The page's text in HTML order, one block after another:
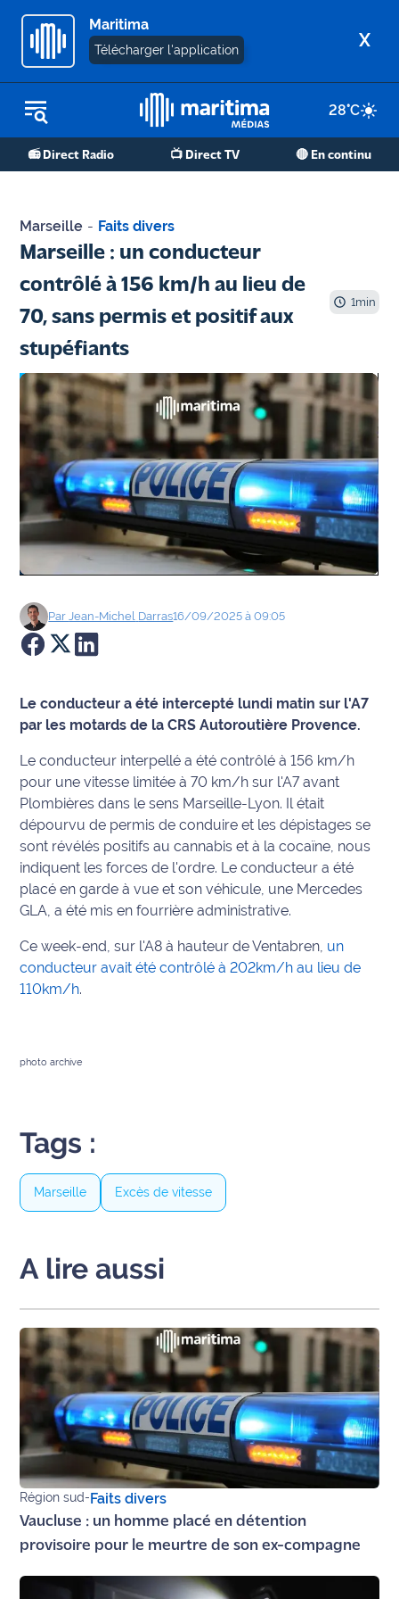
Maritima
Télécharger l'application X
28°C
📻 Direct Radio 📺 Direct TV 🔴 En continu
REPLAY RADIO
REPLAY TV
Martigues
de Berre
Marseille
- Aix
OM
Agenda
Faits
divers
Sports
Société
Culture
Éducation
Environnement
Info
route
Justice
Météo
Santé
Transport
National
Défense
Contenus
Partenaires
L'invité(e)
de la
rédaction
Coup de
coeur
Maritima
Marseille - Faits divers
Marseille : un conducteur
contrôlé à 156 km/h au lieu de
70, sans permis et positif aux
stupéfiants
1min
ParJean-Michel Darras16/09/2025 à 09:05
Le conducteur a été intercepté lundi matin sur l'A7
par les motards de la CRS Autoroutière Provence.
Le conducteur interpellé a été contrôlé à 156 km/h
pour une vitesse limitée à 70 km/h sur l'A7 avant
Plombières dans le sens Marseille-Lyon. Il était
dépourvu de permis de conduire et les dépistages se
sont révélés positifs au cannabis et à la cocaïne, nous
indiquent les forces de l'ordre. Le conducteur a été
placé en garde à vue et son véhicule, une Mercedes
GLA, a été mis en fourrière administrative.
Ce week-end, sur l'A8 à hauteur de Ventabren, un
conducteur avait été contrôlé à 202km/h au lieu de
110km/h.
photo archive
Tags :
Marseille Excès de vitesse
A lire aussi
Région sud-Faits divers
Vaucluse : un homme placé en détention
provisoire pour le meurtre de son ex-compagne